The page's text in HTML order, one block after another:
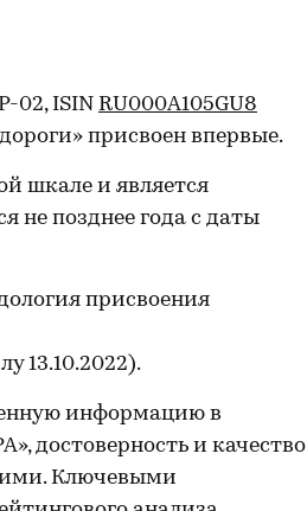
02, ISIN RU000A105GU8
присвоен впервые.
шкале и является
не позднее года с даты
присвоения
13.10.2022).
информацию в
достоверность и качество
Ключевыми